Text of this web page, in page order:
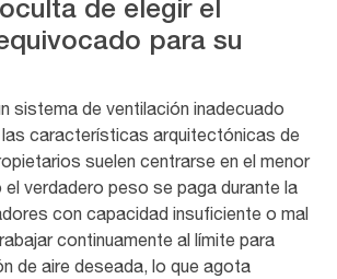
de elegir el
para su
sistema de ventilación inadecuado
las características arquitectónicas de
suelen centrarse en el menor
verdadero peso se paga durante la
con capacidad insuficiente o mal
continuamente al límite para
de aire deseada, lo que agota